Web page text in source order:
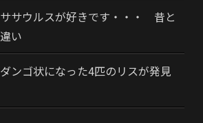
サウルスが好きです・・・ 昔と
い
ンゴ状になった4匹のリスが発見